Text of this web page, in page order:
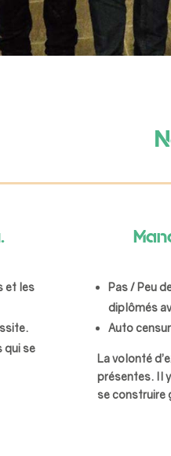
et les
qui se
Pas / Peu
diplômés
Auto
La volonté
présentes. Il
se construire